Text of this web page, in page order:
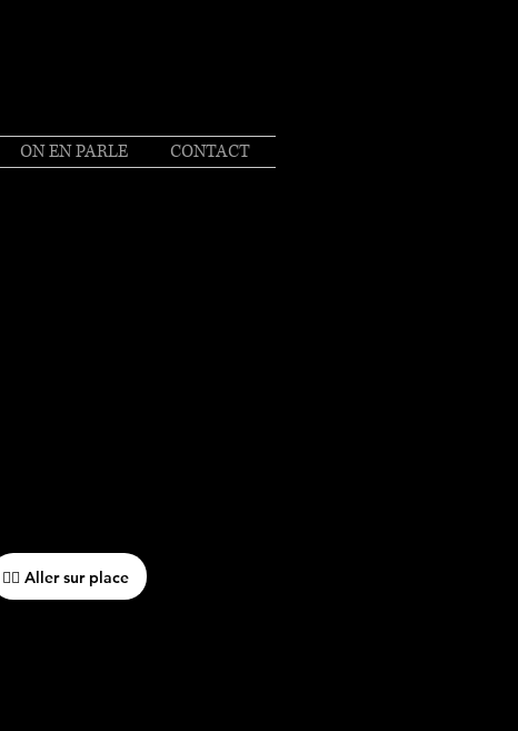
ON EN PARLE CONTACT
🚶‍♂️ Aller sur place